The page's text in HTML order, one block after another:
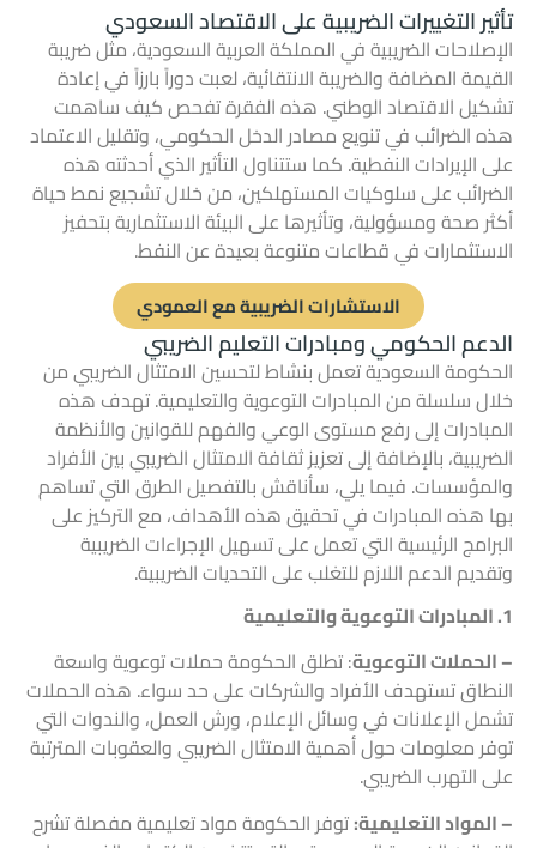
تأثير التغييرات الضريبية على الاقتصاد السعودي
الإصلاحات الضريبية في المملكة العربية السعودية، مثل ضريبة
القيمة المضافة والضريبة الانتقائية، لعبت دوراً بارزاً في إعادة
تشكيل الاقتصاد الوطني. هذه الفقرة تفحص كيف ساهمت
هذه الضرائب في تنويع مصادر الدخل الحكومي، وتقليل الاعتماد
على الإيرادات النفطية. كما ستتناول التأثير الذي أحدثته هذه
الضرائب على سلوكيات المستهلكين، من خلال تشجيع نمط حياة
أكثر صحة ومسؤولية، وتأثيرها على البيئة الاستثمارية بتحفيز
الاستثمارات في قطاعات متنوعة بعيدة عن النفط.
الاستشارات الضريبية مع العمودي
الدعم الحكومي ومبادرات التعليم الضريبي
الحكومة السعودية تعمل بنشاط لتحسينالامتثال الضريبيمن
خلال سلسلة من المبادرات التوعوية والتعليمية. تهدف هذه
المبادرات إلى رفع مستوى الوعي والفهم للقوانين والأنظمة
الضريبية، بالإضافة إلى تعزيز ثقافة الامتثال الضريبي بين الأفراد
والمؤسسات. فيما يلي، سأناقش بالتفصيل الطرق التي تساهم
بها هذه المبادرات في تحقيق هذه الأهداف، مع التركيز على
البرامج الرئيسية التي تعمل على تسهيل الإجراءات الضريبية
وتقديم الدعم اللازم للتغلب على التحديات الضريبية.
1. المبادرات التوعوية والتعليمية
– الحملات التوعوية: تطلق الحكومة حملات توعوية واسعة
النطاق تستهدف الأفراد والشركات على حد سواء. هذه الحملات
تشمل الإعلانات في وسائل الإعلام، ورش العمل، والندوات التي
توفر معلومات حول أهمية الامتثال الضريبي والعقوبات المترتبة
على التهرب الضريبي.
– المواد التعليمية:توفر الحكومة مواد تعليمية مفصلة تشرح